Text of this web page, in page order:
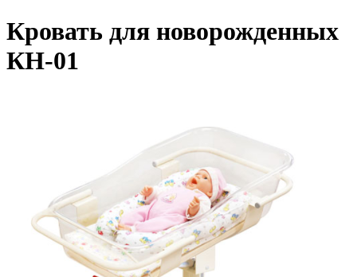
Кровать для новорожденных
КН-01